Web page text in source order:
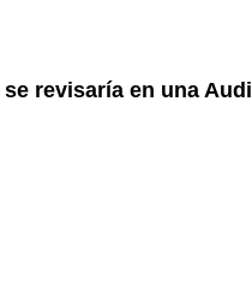
revisaría en una